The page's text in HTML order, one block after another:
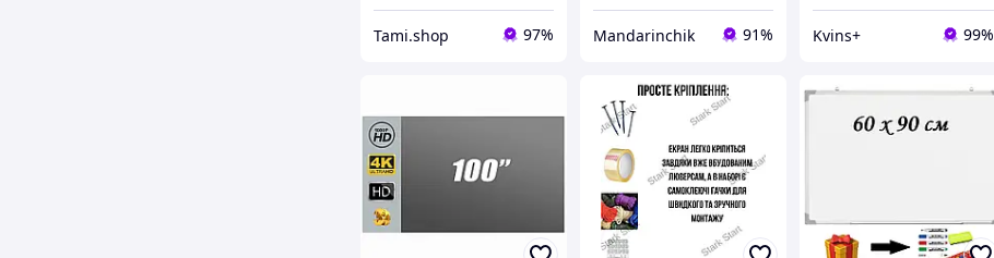
Tami.shop 97% Mandarinchik 91% Kvins+ 99%